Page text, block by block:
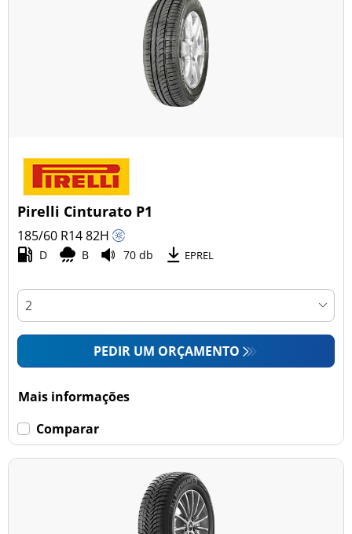
Pirelli Cinturato P1
185/60 R1482H
D B 70 db EPREL
PEDIR UM ORÇAMENTO
Mais informações
Comparar